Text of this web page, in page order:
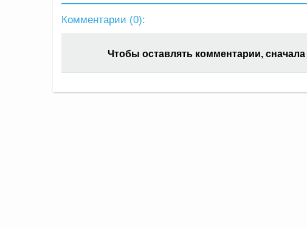
Комментарии (0):
Чтобы оставлять комментарии, сначала